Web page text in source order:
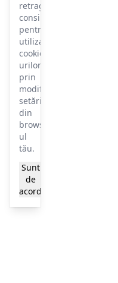
retragi
consimțământul
pentru
utilizarea
cookie-
urilor
prin
modificarea
setărilor
din
browser-
ul
tău.
Sunt
de
acord